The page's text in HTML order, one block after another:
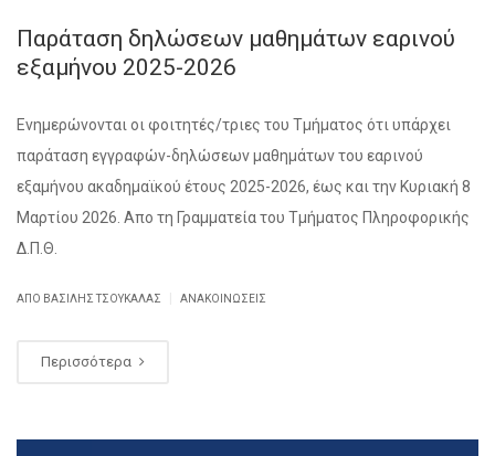
Παράταση δηλώσεων μαθημάτων εαρινού
εξαμήνου 2025-2026
Ενημερώνονται οι φοιτητές/τριες του Τμήματος ότι υπάρχει
παράταση εγγραφών-δηλώσεων μαθημάτων του εαρινού
εξαμήνου ακαδημαϊκού έτους 2025-2026, έως και την Κυριακή 8
Μαρτίου 2026. Απο τη Γραμματεία του Τμήματος Πληροφορικής
Δ.Π.Θ.
ΑΠΌ ΒΑΣΊΛΗΣ ΤΣΟΥΚΑΛΆΣ ΑΝΑΚΟΙΝΏΣΕΙΣ
Περισσότερα